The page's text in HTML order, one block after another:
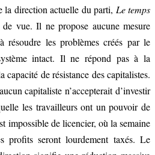
la direction actuelle du parti, Le temps
vue. Il ne propose aucune mesure
résoudre les problèmes créés par le
intact. Il ne répond pas à la
capacité de résistance des capitalistes.
capitaliste n’accepterait d’investir
les travailleurs ont un pouvoir de
impossible de licencier, où la semaine
profits seront lourdement taxés. Le